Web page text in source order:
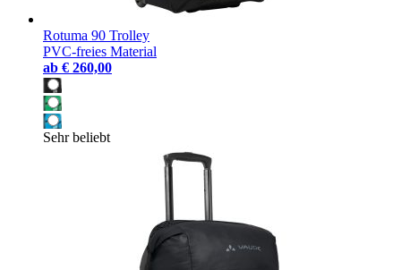
Rotuma 90 Trolley
PVC-freies Material
ab € 260,00
Sehr beliebt